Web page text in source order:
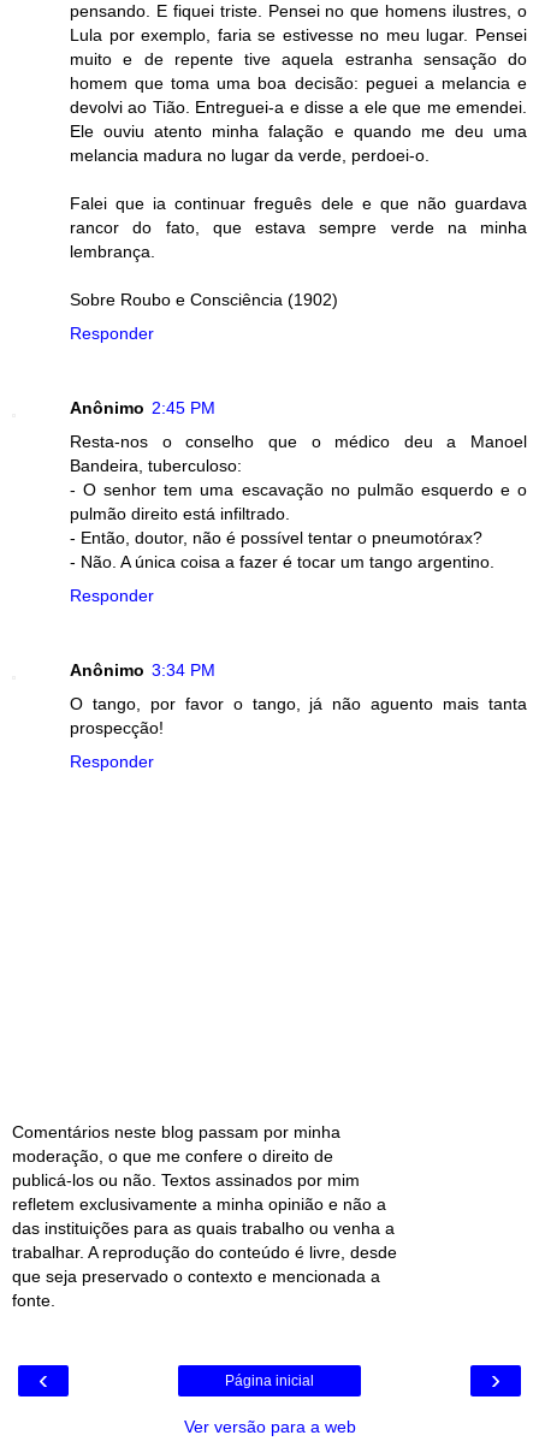
pensando. E fiquei triste. Pensei no que homens ilustres, o
Lula por exemplo, faria se estivesse no meu lugar. Pensei
muito e de repente tive aquela estranha sensação do
homem que toma uma boa decisão: peguei a melancia e
devolvi ao Tião. Entreguei-a e disse a ele que me emendei.
Ele ouviu atento minha falação e quando me deu uma
melancia madura no lugar da verde, perdoei-o.
Falei que ia continuar freguês dele e que não guardava
rancor do fato, que estava sempre verde na minha
lembrança.
Sobre Roubo e Consciência (1902)
Responder
Anônimo 2:45 PM
Resta-nos o conselho que o médico deu a Manoel
Bandeira, tuberculoso:
- O senhor tem uma escavação no pulmão esquerdo e o
pulmão direito está infiltrado.
- Então, doutor, não é possível tentar o pneumotórax?
- Não. A única coisa a fazer é tocar um tango argentino.
Responder
Anônimo 3:34 PM
O tango, por favor o tango, já não aguento mais tanta
prospecção!
Responder
Comentários neste blog passam por minha
moderação, o que me confere o direito de
publicá-los ou não. Textos assinados por mim
refletem exclusivamente a minha opinião e não a
das instituições para as quais trabalho ou venha a
trabalhar. A reprodução do conteúdo é livre, desde
que seja preservado o contexto e mencionada a
fonte.
‹ ›
Página inicial
Ver versão para a web